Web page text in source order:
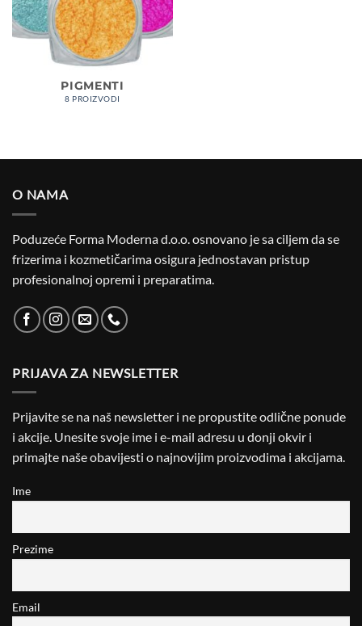
PIGMENTI
8 PROIZVODI
O NAMA
Poduzeće Forma Moderna d.o.o. osnovano je sa ciljem da se
frizerima i kozmetičarima osigura jednostavan pristup
profesionalnoj opremi i preparatima.
PRIJAVA ZA NEWSLETTER
Prijavite se na naš newsletter i ne propustite odlične ponude
i akcije. Unesite svoje ime i e-mail adresu u donji okvir i
primajte naše obavijesti o najnovijim proizvodima i akcijama.
Ime
Prezime
Email